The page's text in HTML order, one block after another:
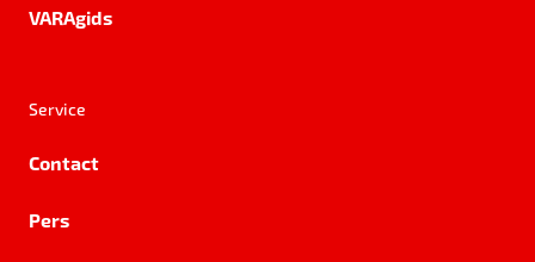
VARAgids
Service
Contact
Pers